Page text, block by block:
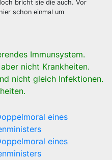
bricht sie die auch. Vor
schon einmal um
Immunsystem.
nicht Krankheiten.
nicht gleich Infektionen.
eines
eines